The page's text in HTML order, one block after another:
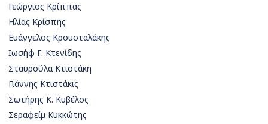
Γεώργιος Κρίππας
Ηλίας Κρίσπης
Ευάγγελος Κρουσταλάκης
Ιωσήφ Γ. Κτενίδης
Σταυρούλα Κτιστάκη
Γιάννης Κτιστάκις
Σωτήρης Κ. Κυβέλος
Σεραφείμ Κυκκώτης